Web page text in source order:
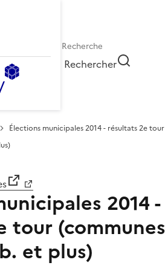
Rechercher
Élections municipales 2014 - résultats 2e tour
2014 -
tour (communes
et plus)